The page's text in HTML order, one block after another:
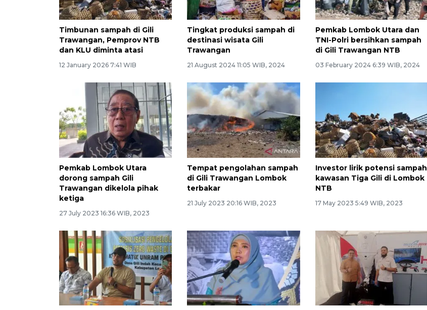
Timbunan sampah di Gili
Trawangan, Pemprov NTB
dan KLU diminta atasi
12 January 2026 7:41 WIB
Tingkat produksi sampah di
destinasi wisata Gili
Trawangan
21 August 2024 11:05 WIB, 2024
Pemkab Lombok Utara dan
TNI-Polri bersihkan sampah
di Gili Trawangan NTB
03 February 2024 6:39 WIB, 2024
Pemkab Lombok Utara
dorong sampah Gili
Trawangan dikelola pihak
ketiga
27 July 2023 16:36 WIB, 2023
Tempat pengolahan sampah
di Gili Trawangan Lombok
terbakar
21 July 2023 20:16 WIB, 2023
Investor lirik potensi sampah
kawasan Tiga Gili di Lombok
NTB
17 May 2023 5:49 WIB, 2023
160 ribu sambungan baru
jaringan gas 2026